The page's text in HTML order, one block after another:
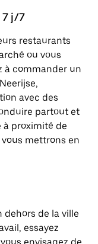
7 j/7
restaurants
ou vous
à commander un
avec des
partout et
à proximité de
mettrons en
dehors de la ville
essayez